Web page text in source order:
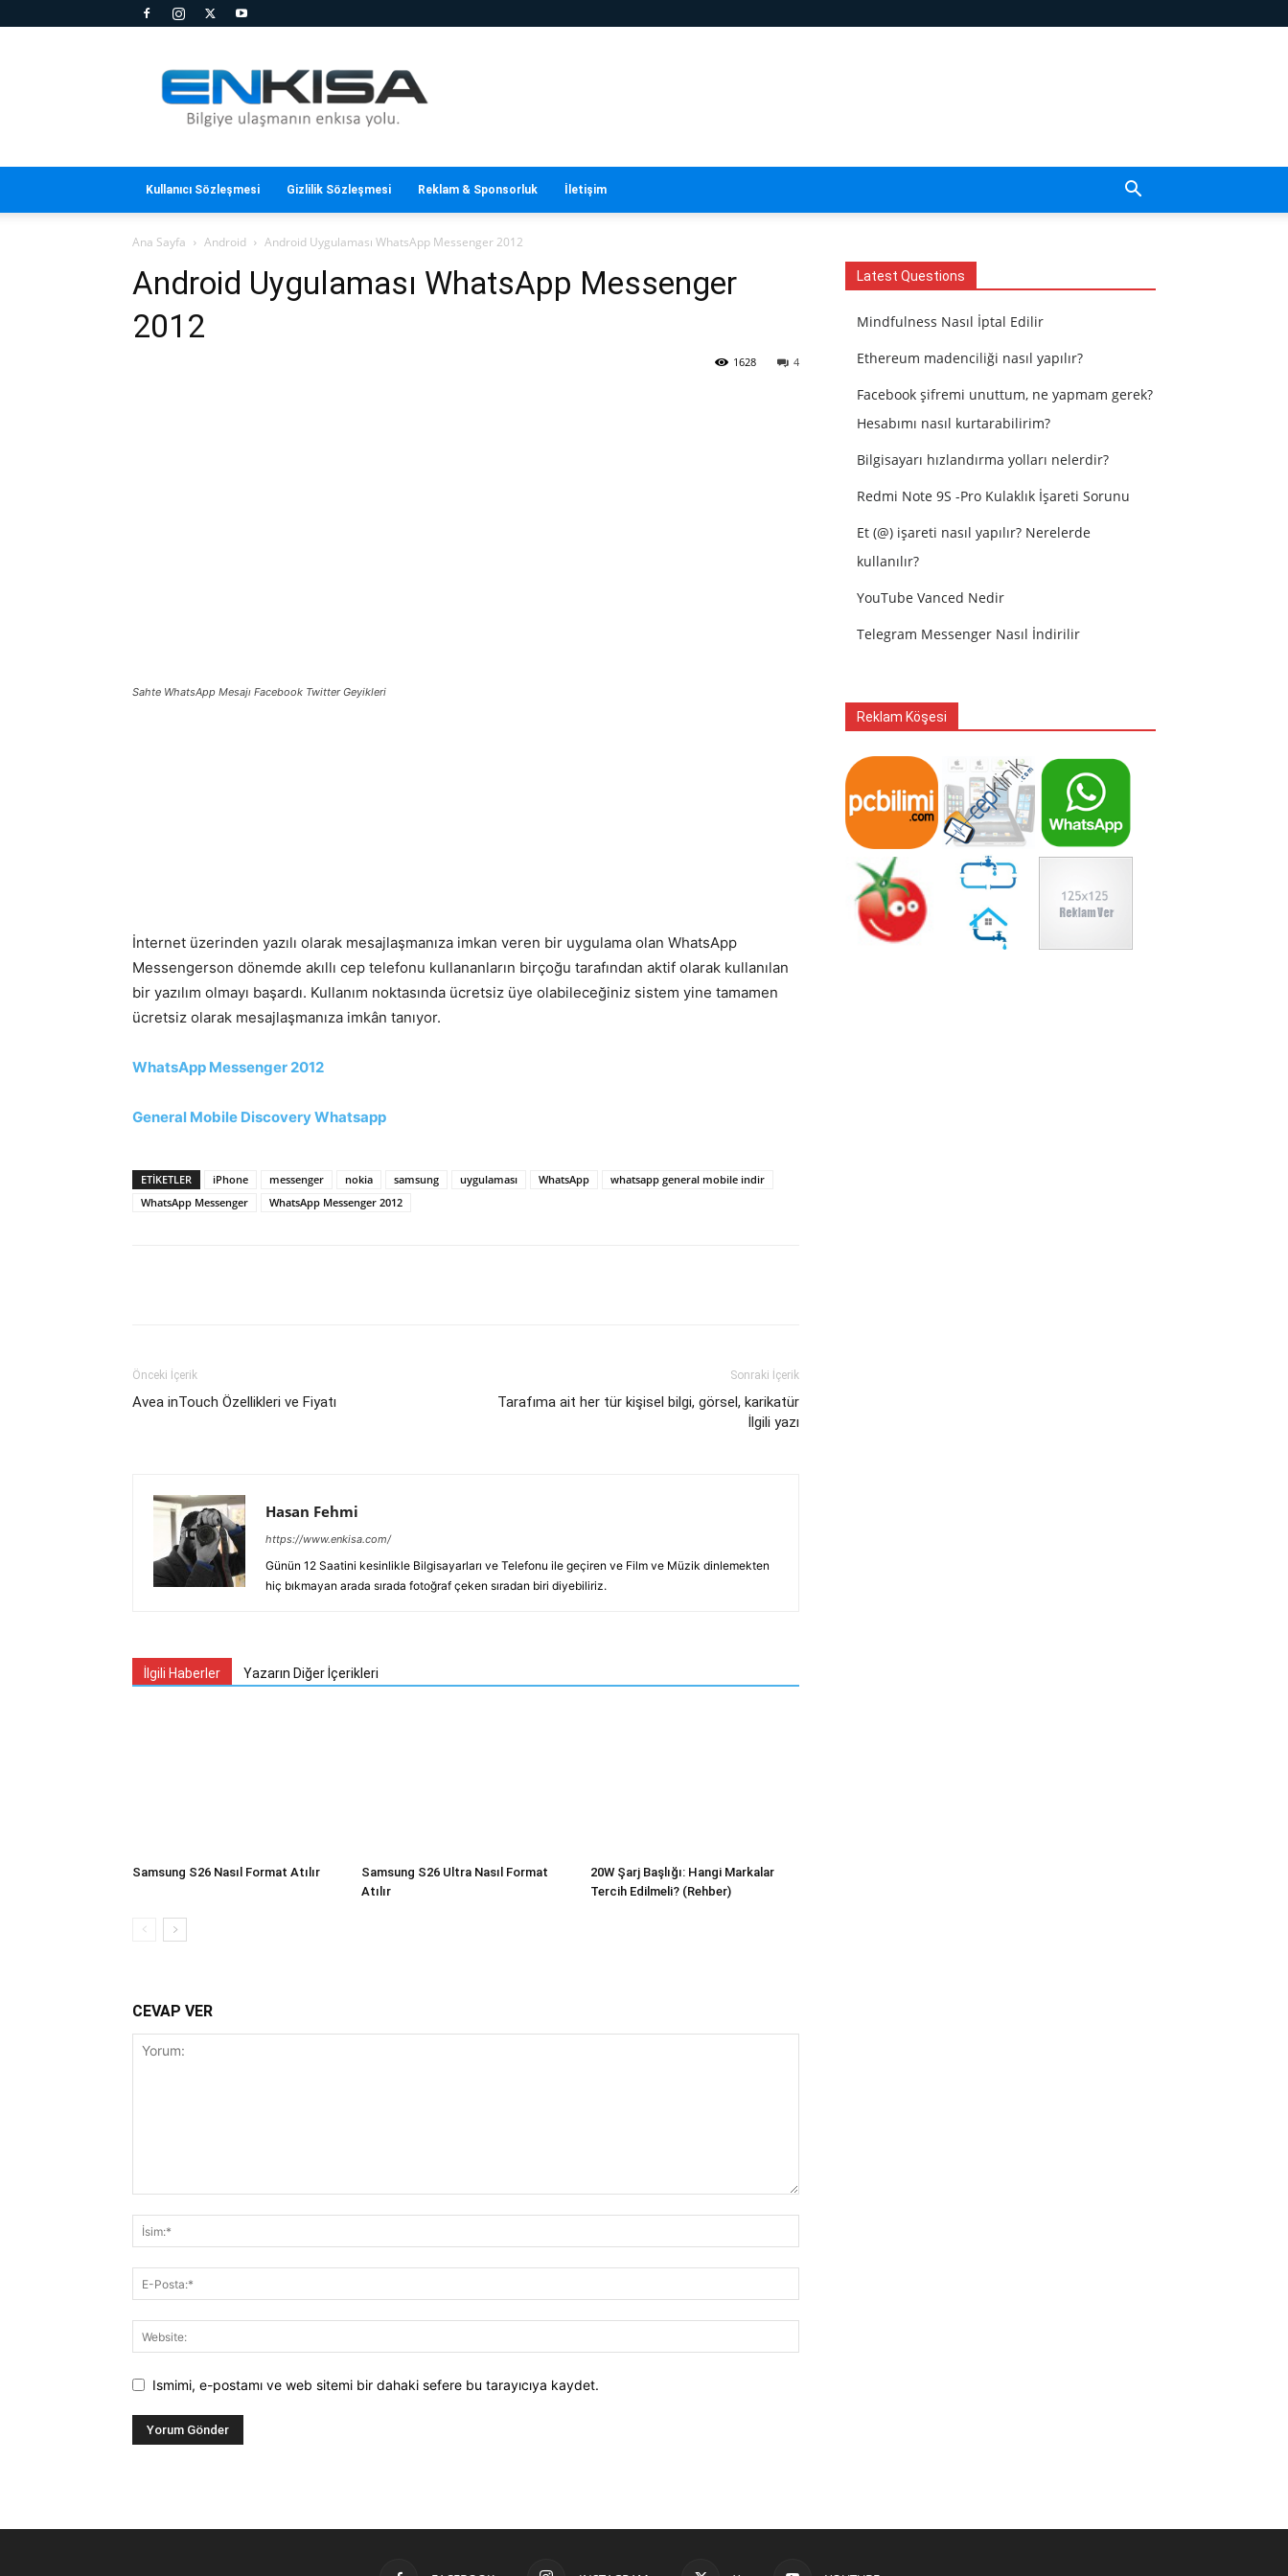
Kısa
Kullanıcı Sözleşmesi Gizlilik Sözleşmesi Reklam & Sponsorluk İletişim
Ana Sayfa Android Android Uygulaması WhatsApp Messenger 2012
Android Uygulaması WhatsApp Messenger
2012
4
1628
Sahte WhatsApp Mesajı Facebook Twitter Geyikleri
İnternet üzerinden yazılı olarak mesajlaşmanıza imkan veren bir uygulama olan WhatsApp
Messengerson dönemde akıllı cep telefonu kullananların birçoğu tarafından aktif olarak kullanılan
bir yazılım olmayı başardı. Kullanım noktasında ücretsiz üye olabileceğiniz sistem yine tamamen
ücretsiz olarak mesajlaşmanıza imkân tanıyor.
WhatsApp Messenger 2012
General Mobile Discovery Whatsapp
ETIKETLER iPhone messenger nokia samsung uygulaması WhatsApp
whatsapp general mobile indir
WhatsApp Messenger
WhatsApp Messenger 2012
Önceki İçerik
Avea inTouch Özellikleri ve Fiyatı
Sonraki İçerik
Tarafıma ait her tür kişisel bilgi, görsel, karikatür
İlgili yazı
Hasan Fehmi
https://www.enkisa.com/
Günün 12 Saatini kesinlikle Bilgisayarları ve Telefonu ile geçiren ve Film ve Müzik dinlemekten
hiç bıkmayan arada sırada fotoğraf çeken sıradan biri diyebiliriz.
İlgili Haberler Yazarın Diğer İçerikleri
Samsung S26 Nasıl Format Atılır
Samsung S26 Ultra Nasıl Format
Atılır
20W Şarj Başlığı: Hangi Markalar
Tercih Edilmeli? (Rehber)
CEVAP VER
Ismimi, e-postamı ve web sitemi bir dahaki sefere bu tarayıcıya kaydet.
Latest Questions
Mindfulness Nasıl İptal Edilir
Ethereum madenciliği nasıl yapılır?
Facebook şifremi unuttum, ne yapmam gerek?
Hesabımı nasıl kurtarabilirim?
Bilgisayarı hızlandırma yolları nelerdir?
Redmi Note 9S -Pro Kulaklık İşareti Sorunu
Et (@) işareti nasıl yapılır? Nerelerde
kullanılır?
YouTube Vanced Nedir
Telegram Messenger Nasıl İndirilir
Reklam Köşesi